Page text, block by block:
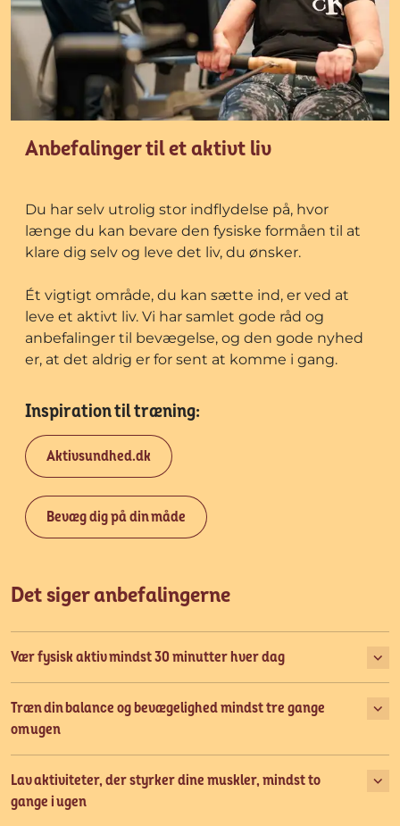
Anbefalinger til et aktivt liv
Du har selv utrolig stor indflydelse på, hvor
længe du kan bevare den fysiske formåen til at
klare dig selv og leve det liv, du ønsker.
Ét vigtigt område, du kan sætte ind, er ved at
leve et aktivt liv. Vi har samlet gode råd og
anbefalinger til bevægelse, og den gode nyhed
er, at det aldrig er for sent at komme i gang.
Inspiration til træning:
Aktivsundhed.dk
Bevæg dig på din måde
Det siger anbefalingerne
Vær fysisk aktiv mindst 30 minutter hver dag
Træn din balance og bevægelighed mindst tre gange
om ugen
Lav aktiviteter, der styrker dine muskler, mindst to
gange i ugen